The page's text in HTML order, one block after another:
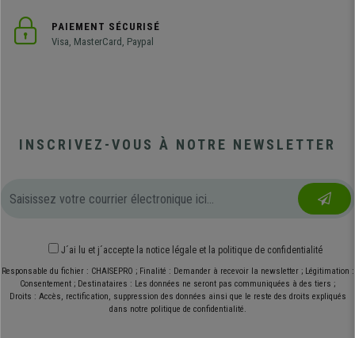
PAIEMENT SÉCURISÉ
Visa, MasterCard, Paypal
INSCRIVEZ-VOUS À NOTRE NEWSLETTER
J´ai lu et j´accepte la notice légale et la politique de confidentialité
Responsable du fichier : CHAISEPRO ; Finalité : Demander à recevoir la newsletter ; Légitimation :
Consentement ; Destinataires : Les données ne seront pas communiquées à des tiers ;
Droits : Accès, rectification, suppression des données ainsi que le reste des droits expliqués
dans notre politique de confidentialité.